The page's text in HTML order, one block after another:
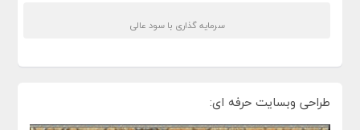
سرمایه گذاری با سود عالی
طراحی وبسایت حرفه ای: